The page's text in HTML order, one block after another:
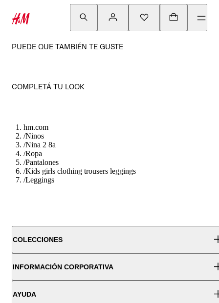
PUEDE QUE TAMBIÉN TE GUSTE
COMPLETÁ TU LOOK
hm.com
/Ninos
/Nina 2 8a
/Ropa
/Pantalones
/Kids girls clothing trousers leggings
/Leggings
COLECCIONES
INFORMACIÓN CORPORATIVA
AYUDA